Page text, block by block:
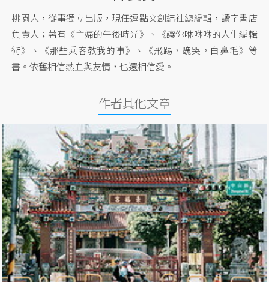
桃園人，從事獨立出版，現任逗點文創結社總編輯，讀字書店
負責人；著有《主婦的午後時光》、《讓你咻咻咻的人生編輯
術》、《那些乘客教我的事》、《飛踢，醜哭，白鼻毛》等
書。依舊相信熱血與友情，也還相信愛。
作者其他文章